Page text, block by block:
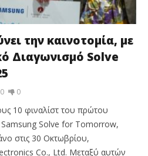
την καινοτομία, με
Διαγωνισμό Solve
0 0
10 φιναλίστ του πρώτου
Solve for Tomorrow,
στις 30 Οκτωβρίου,
Co., Ltd. Μεταξύ αυτών